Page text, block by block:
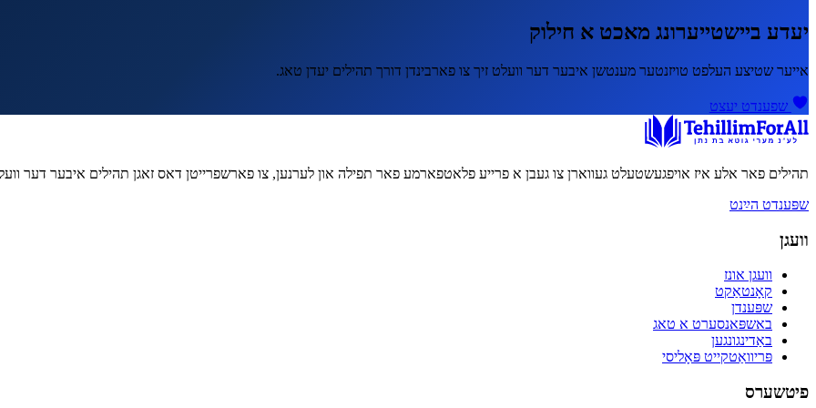
יעדע ביישטייערונג מאכט א חילוק
אייער שטיצע העלפט טויזנטער מענטשן איבער דער וועלט זיך צו פארבינדן דורך תהילים יעדן טאג.
שפענדט יעצט
תהילים פאר אלע איז אויפגעשטעלט געווארן צו געבן א פרייע פלאטפארמע פאר תפילה און לערנען, צו פארשפרייטן דאס זאגן תהילים איבער דער
שפּענדט הײַנט
וועגן
וועגן אונז
קאָנטאַקט
שפּענדן
באשפּאנסערט א טאג
באַדינגונגען
פּריוואַטקייט פּאָליסי
פיטשערס